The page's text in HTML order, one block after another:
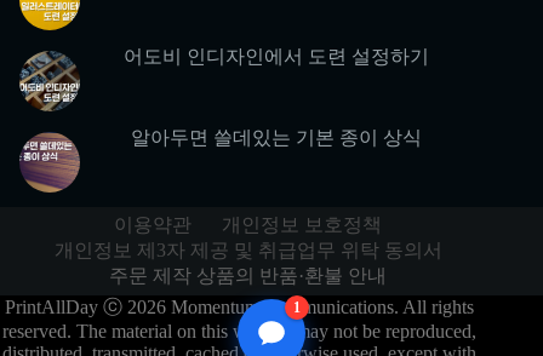
어도비 인디자인에서 도련 설정하기
알아두면 쓸데있는 기본 종이 상식
이용약관
개인정보 보호정책
개인정보 제3자 제공 및 취급업무 위탁 동의서
주문 제작 상품의 반품·환불 안내
PrintAllDay ⓒ 2026 Momentum Communications. All rights
reserved. The material on this website may not be reproduced,
1